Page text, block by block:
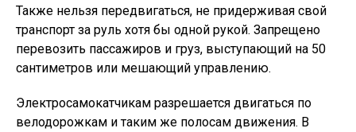
Также нельзя передвигаться, не придерживая свой
транспорт за руль хотя бы одной рукой. Запрещено
перевозить пассажиров и груз, выступающий на 50
сантиметров или мешающий управлению.
Электросамокатчикам разрешается двигаться по
велодорожкам и таким же полосам движения. В